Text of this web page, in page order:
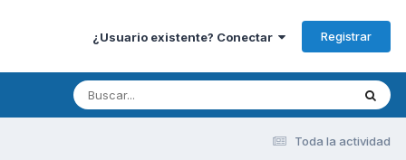
¿Usuario existente? Conectar Registrar
Toda la actividad